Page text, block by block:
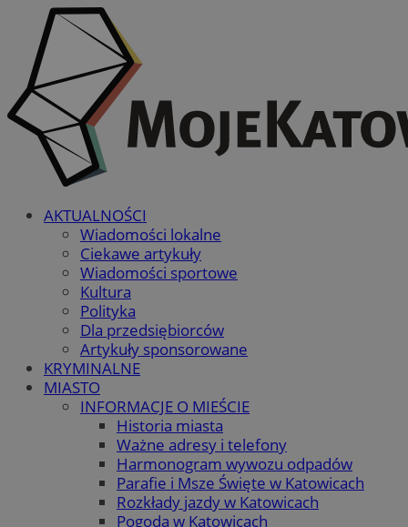
AKTUALNOŚCI
Wiadomości lokalne
Ciekawe artykuły
Wiadomości sportowe
Kultura
Polityka
Dla przedsiębiorców
Artykuły sponsorowane
KRYMINALNE
MIASTO
INFORMACJE O MIEŚCIE
Historia miasta
Ważne adresy i telefony
Harmonogram wywozu odpadów
Parafie i Msze Święte w Katowicach
Rozkłady jazdy w Katowicach
Pogoda w Katowicach